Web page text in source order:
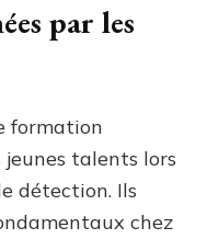
par les
formation
talents lors
détection. Ils
chez